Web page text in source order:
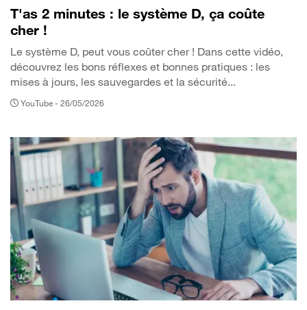
T'as 2 minutes : le système D, ça coûte
cher !
Le système D, peut vous coûter cher ! Dans cette vidéo,
découvrez les bons réflexes et bonnes pratiques : les
mises à jours, les sauvegardes et la sécurité...
YouTube - 26/05/2026